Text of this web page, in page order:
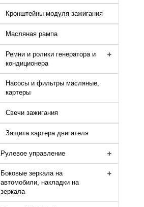
Кронштейны модуля зажигания
Масляная рампа
Ремни и ролики генератора и
кондиционера
Насосы и фильтры масляные,
картеры
Свечи зажигания
Защита картера двигателя
Рулевое управление
Боковые зеркала на
автомобили, накладки на
зеркала